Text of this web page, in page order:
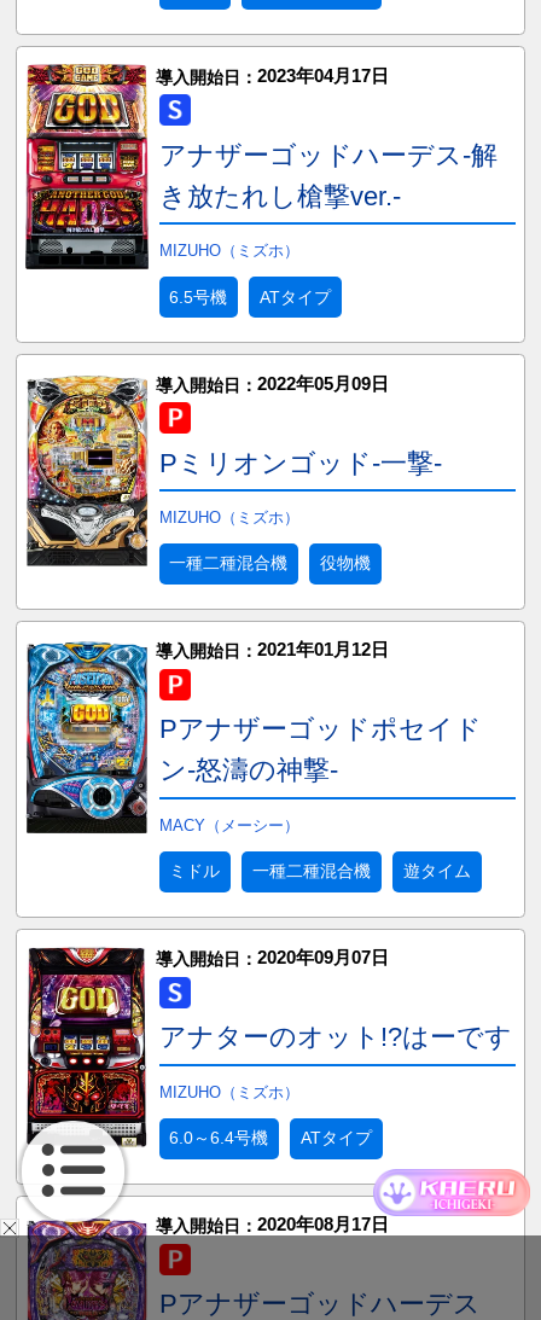
導入開始日： 2023年04月17日
アナザーゴッドハーデス-解
き放たれし槍撃ver.-
MIZUHO（ミズホ）
6.5号機 ATタイプ
導入開始日： 2022年05月09日
Pミリオンゴッド-一撃-
MIZUHO（ミズホ）
一種二種混合機 役物機
導入開始日： 2021年01月12日
Pアナザーゴッドポセイド
ン-怒濤の神撃-
MACY（メーシー）
ミドル 一種二種混合機 遊タイム
導入開始日： 2020年09月07日
アナターのオット!?はーです
MIZUHO（ミズホ）
6.0～6.4号機 ATタイプ
導入開始日： 2020年08月17日
Pアナザーゴッドハーデス